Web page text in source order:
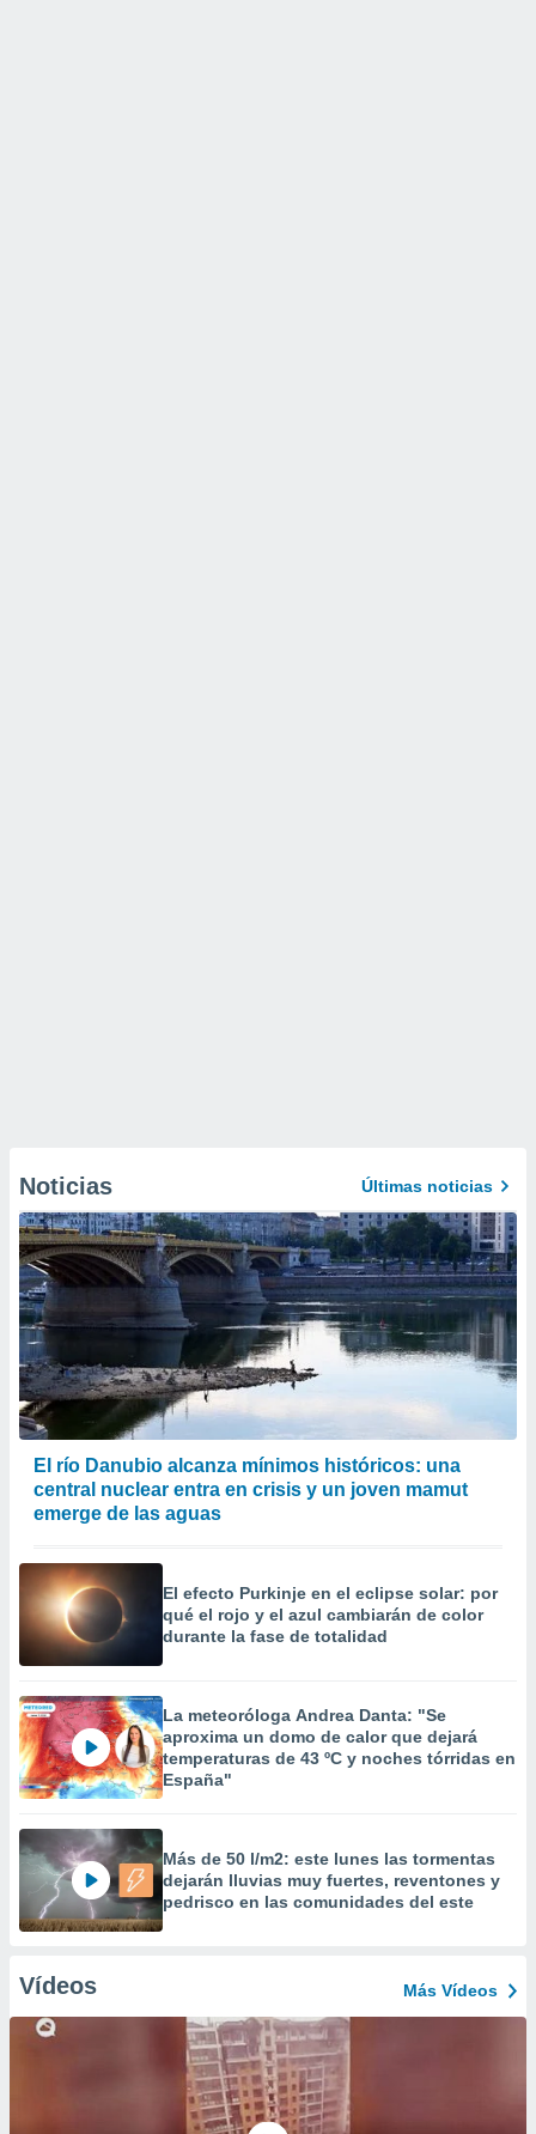
Noticias Últimas noticias
El río Danubio alcanza mínimos históricos: una
central nuclear entra en crisis y un joven mamut
emerge de las aguas
El efecto Purkinje en el eclipse solar: por
qué el rojo y el azul cambiarán de color
durante la fase de totalidad
La meteoróloga Andrea Danta: "Se
aproxima un domo de calor que dejará
temperaturas de 43 ºC y noches tórridas en
España"
Más de 50 l/m2: este lunes las tormentas
dejarán lluvias muy fuertes, reventones y
pedrisco en las comunidades del este
Vídeos Más Vídeos